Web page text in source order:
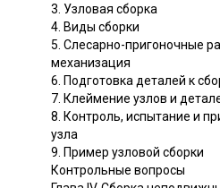
3. Узловая сборка
4. Виды сборки
5. Слесарно-пригоночные
механизация
6. Подготовка деталей к
7. Клеймение узлов и
8. Контроль, испытание и
узла
9. Пример узловой сборки
Контрольные вопросы